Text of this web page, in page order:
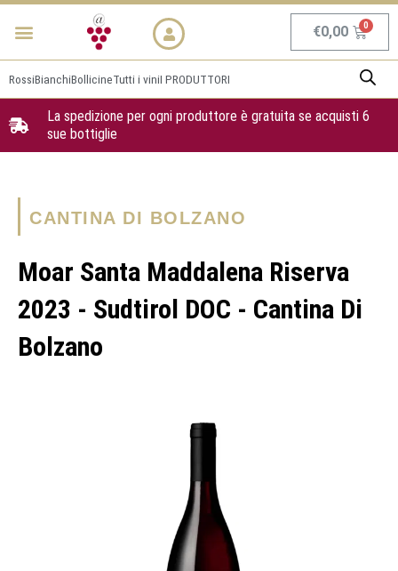
Vai
Menu €0,00
RossiBianchiBollicineTutti i viniI PRODUTTORI
La spedizione per ogni produttore è gratuita se acquisti 6
sue bottiglie
CANTINA DI BOLZANO
Moar Santa Maddalena Riserva
2023 - Sudtirol DOC - Cantina Di
Bolzano